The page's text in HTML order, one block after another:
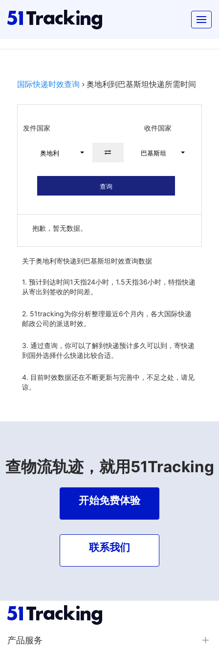
国际快递时效查询 奥地利到巴基斯坦快递所需时间
发件国家 收件国家
奥地利 巴基斯坦
查询
抱歉，暂无数据。
关于奥地利寄快递到巴基斯坦时效查询数据
1. 预计到达时间1天指24小时，1.5天指36小时，特指快递
从寄出到签收的时间差。
2. 51tracking为你分析整理最近6个月内，各大国际快递
邮政公司的派送时效。
3. 通过查询，你可以了解到快递预计多久可以到，寄快递
到国外选择什么快递比较合适。
4. 目前时效数据还在不断更新与完善中，不足之处，请见
谅。
查物流轨迹，就用51Tracking
开始免费体验
联系我们
产品服务